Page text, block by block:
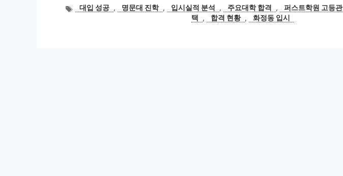
태대입 성공 , 명문대 진학 , 입시실적 분석 , 주요대학 합격 , 퍼스트학원 고등관
택
, 합격 현황 , 화정동 입시